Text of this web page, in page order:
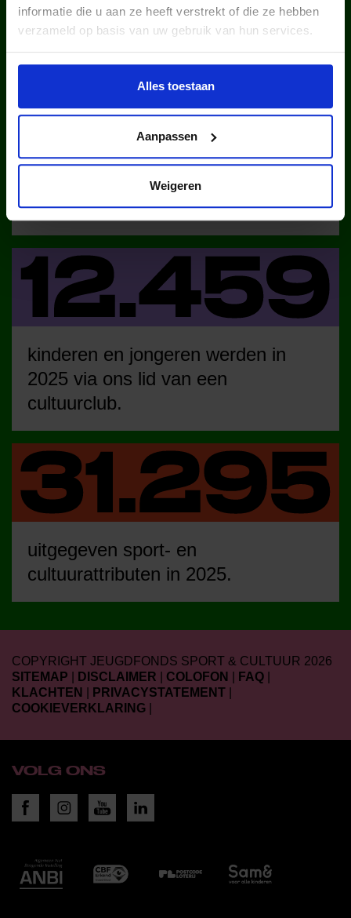
informatie die u aan ze heeft verstrekt of die ze hebben
verzameld op basis van uw gebruik van hun services.
Alles toestaan
Aanpassen
Weigeren
kinderen en jongeren werden in
2025 via ons lid van een club.
kinderen en jongeren werden in
2025 via ons lid van een sportclub.
kinderen en jongeren werden in
2025 via ons lid van een
cultuurclub.
uitgegeven sport- en
cultuurattributen in 2025.
COPYRIGHT JEUGDFONDS SPORT & CULTUUR 2026
SITEMAP
DISCLAIMER COLOFON FAQ
KLACHTEN
PRIVACYSTATEMENT
COOKIEVERKLARING
VOLG ONS